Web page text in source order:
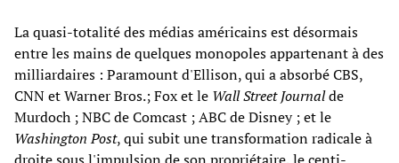
La quasi-totalité des médias américains est désormais
entre les mains de quelques monopoles appartenant à des
milliardaires : Paramount d'Ellison, qui a absorbé CBS,
CNN et Warner Bros.; Fox et le Wall Street Journalde
Murdoch ; NBC de Comcast ; ABC de Disney ; et le
Washington Post, qui subit une transformation radicale à
droite sous l'impulsion de son propriétaire, le centi-